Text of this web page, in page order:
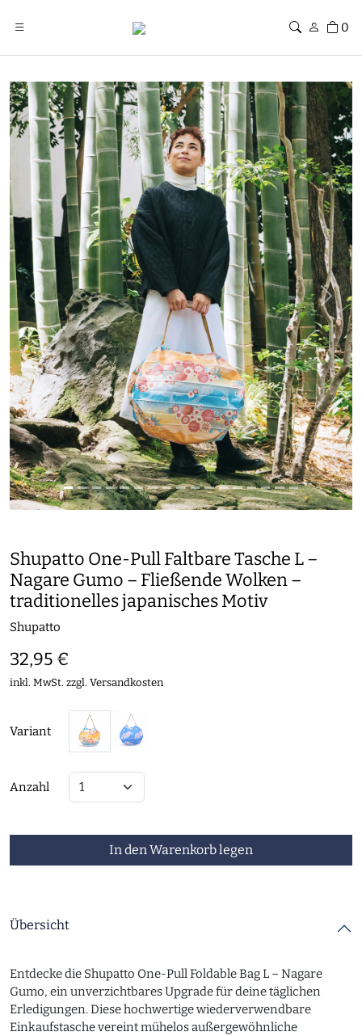
0
Previous Next
Shupatto One-Pull Faltbare Tasche L –
Nagare Gumo – Fließende Wolken –
traditionelles japanisches Motiv
Shupatto
32,95 €
inkl. MwSt. zzgl. Versandkosten
Variant
Anzahl
In den Warenkorb legen
Übersicht
Entdecke die Shupatto One-Pull Foldable Bag L – Nagare
Gumo, ein unverzichtbares Upgrade für deine täglichen
Erledigungen. Diese hochwertige wiederverwendbare
Einkaufstasche vereint mühelos außergewöhnliche